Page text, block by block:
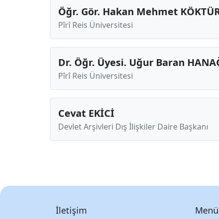
Öğr. Gör. Hakan Mehmet
Pîrî Reis Üniversitesi
Dr. Öğr. Üyesi. Uğur Baran
Pîrî Reis Üniversitesi
Cevat EKİCİ
Devlet Arşivleri Dış İlişkiler Daire Başkanı
İletişim Menü